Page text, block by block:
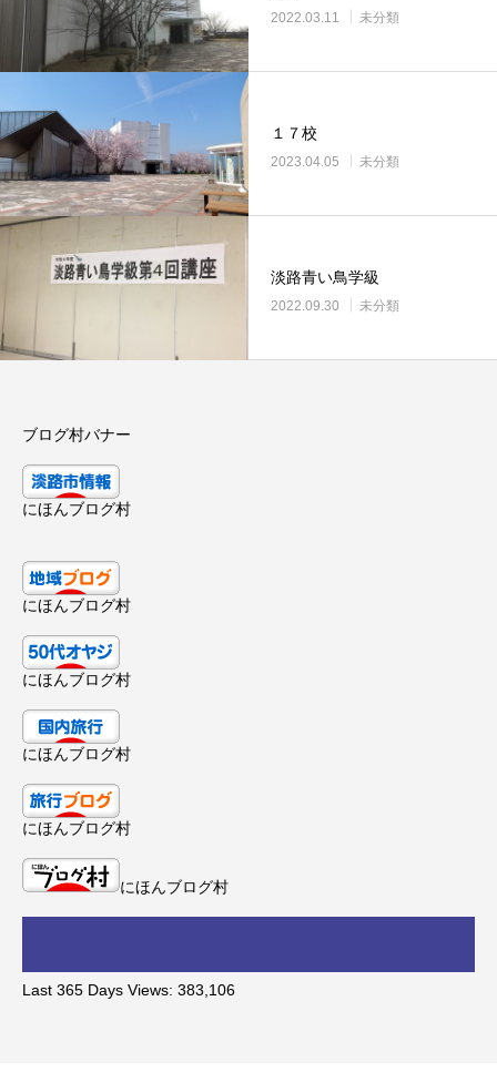
2022.03.11 未分類
１７校
2023.04.05 未分類
淡路青い鳥学級
2022.09.30 未分類
ブログ村バナー
にほんブログ村
にほんブログ村
にほんブログ村
にほんブログ村
にほんブログ村
にほんブログ村
Last 365 Days Views: 383,106